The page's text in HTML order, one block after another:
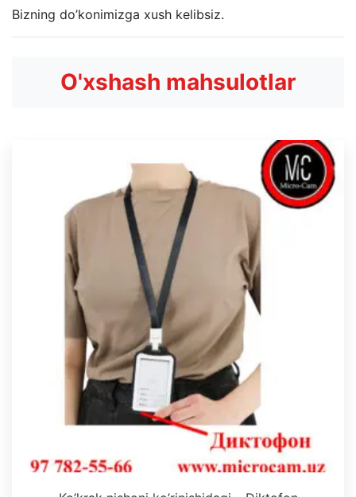
Bizning do’konimizga xush kelibsiz.
O'xshash mahsulotlar